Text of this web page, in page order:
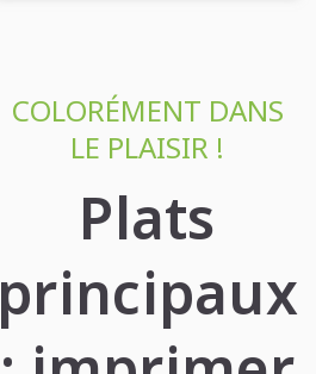
COLORÉMENT DANS
LE PLAISIR !
Plats
principaux